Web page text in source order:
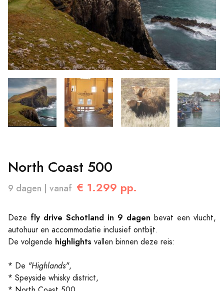
North Coast 500
9 dagen | vanaf € 1.299 pp.
Deze fly drive Schotland in 9 dagen bevat een vlucht,
autohuur en accommodatie inclusief ontbijt.
De volgende highlights vallen binnen deze reis:
* De "Highlands",
* Speyside whisky district,